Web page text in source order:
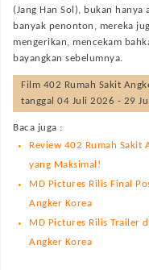
(Jang Han Sol), bukan
banyak penonton, mereka
mengerikan, mencekam
bayangkan sebelumnya.
Film 402 Rumah Sakit
tanggal 04 Juli 2026 - 29
Baca juga :
Review 402 Rumah Sakit
yang Maksimal!
MD Pictures Rilis Final
Angker Korea
MD Pictures Rilis Trailer
Angker Korea